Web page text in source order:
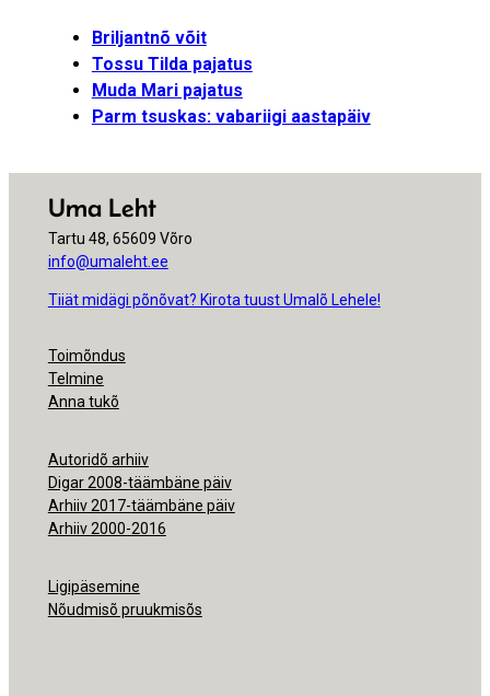
Briljantnõ võit
Tossu Tilda pajatus
Muda Mari pajatus
Parm tsuskas: vabariigi aastapäiv
Uma Leht
Tartu 48, 65609 Võro
info@umaleht.ee
Tiiät midägi põnõvat? Kirota tuust Umalõ Lehele!
Toimõndus
Telmine
Anna tukõ
Autoridõ arhiiv
Digar 2008-täämbäne päiv
Arhiiv 2017-täämbäne päiv
Arhiiv 2000-2016
Ligipäsemine
Nõudmisõ pruukmisõs